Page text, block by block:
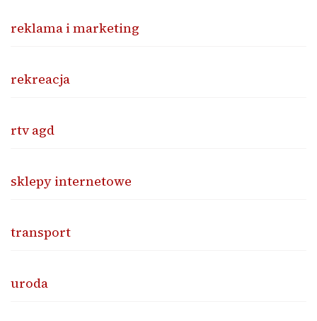
reklama i marketing
rekreacja
rtv agd
sklepy internetowe
transport
uroda